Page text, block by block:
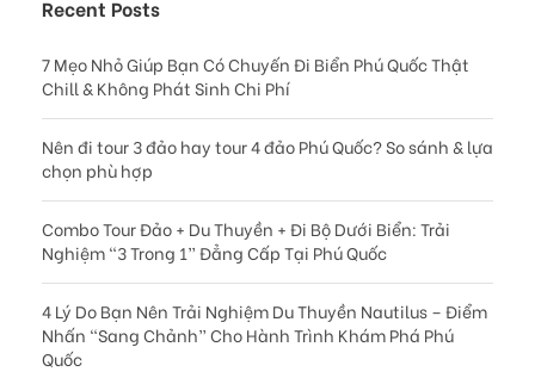
Recent Posts
7 Mẹo Nhỏ Giúp Bạn Có Chuyến Đi Biển Phú Quốc Thật
Chill & Không Phát Sinh Chi Phí
Nên đi tour 3 đảo hay tour 4 đảo Phú Quốc? So sánh & lựa
chọn phù hợp
Combo Tour Đảo + Du Thuyền + Đi Bộ Dưới Biển: Trải
Nghiệm “3 Trong 1” Đẳng Cấp Tại Phú Quốc
4 Lý Do Bạn Nên Trải Nghiệm Du Thuyền Nautilus – Điểm
Nhấn “Sang Chảnh” Cho Hành Trình Khám Phá Phú
Quốc